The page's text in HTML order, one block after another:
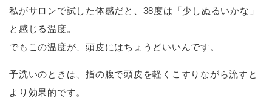
私がサロンで試した体感だと、38度は「少しぬるいかな」
と感じる温度。
でもこの温度が、頭皮にはちょうどいいんです。
予洗いのときは、指の腹で頭皮を軽くこすりながら流すと
より効果的です。